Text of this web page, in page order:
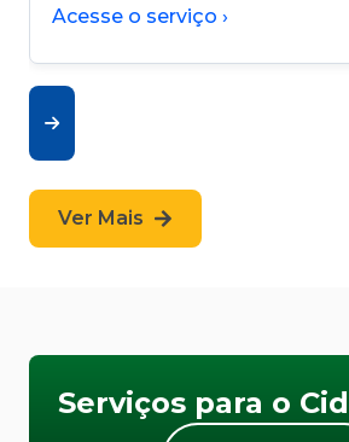
Acesse o serviço ›
Ver Mais
Serviços para o